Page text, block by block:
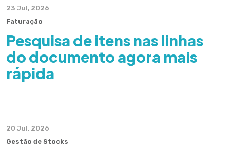
23 Jul, 2026
Faturação
Pesquisa de itens nas linhas
do documento agora mais
rápida
20 Jul, 2026
Gestão de Stocks